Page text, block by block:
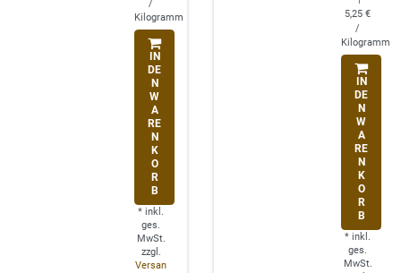
/
Kilogramm
IN
DE
N
W
A
RE
N
K
O
R
B
* inkl.
ges.
MwSt.
zzgl.
Versan
5,25 €
/
Kilogramm
IN
DE
N
W
A
RE
N
K
O
R
B
* inkl.
ges.
MwSt.